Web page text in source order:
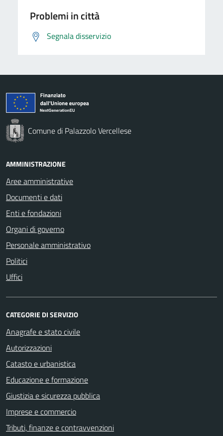
Problemi in città
Segnala disservizio
Comune di Palazzolo Vercellese
AMMINISTRAZIONE
Aree amministrative
Documenti e dati
Enti e fondazioni
Organi di governo
Personale amministrativo
Politici
Uffici
CATEGORIE DI SERVIZIO
Anagrafe e stato civile
Autorizzazioni
Catasto e urbanistica
Educazione e formazione
Giustizia e sicurezza pubblica
Imprese e commercio
Tributi, finanze e contravvenzioni